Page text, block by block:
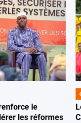
le
les réformes
IN